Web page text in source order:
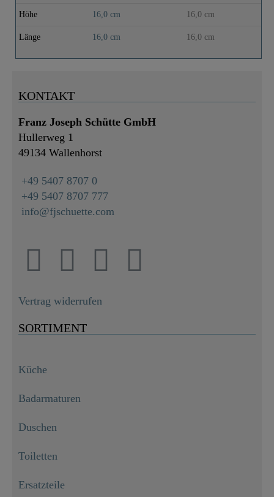
Höhe 16,0 cm 16,0 cm
Länge 16,0 cm 16,0 cm
KONTAKT
Franz Joseph Schütte GmbH
Hullerweg 1
49134 Wallenhorst
+49 5407 8707 0
+49 5407 8707 777
info@fjschuette.com
Vertrag widerrufen
SORTIMENT
Küche
Badarmaturen
Duschen
Toiletten
Ersatzteile